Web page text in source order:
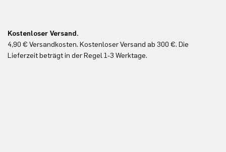
Kostenloser Versand.
4,90 € Versandkosten. Kostenloser Versand ab 300 €. Die
Lieferzeit beträgt in der Regel 1-3 Werktage.